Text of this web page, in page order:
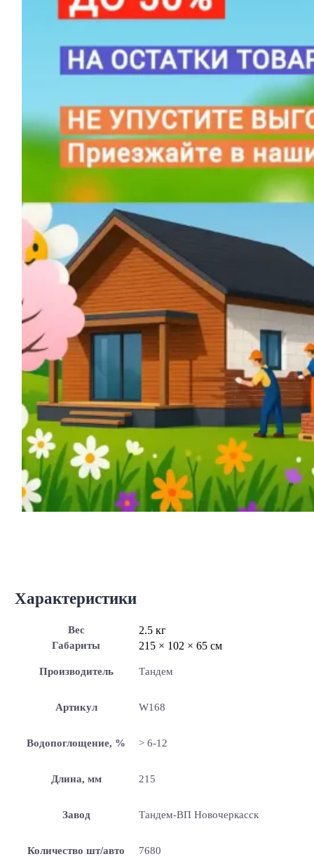
Характеристики
Вес 2.5 кг
Габариты 215 × 102 × 65 см
Производитель Тандем
Артикул W168
Водопоглощение, % > 6-12
Длина, мм 215
Завод Тандем-ВП Новочеркасск
Количество шт/авто 7680